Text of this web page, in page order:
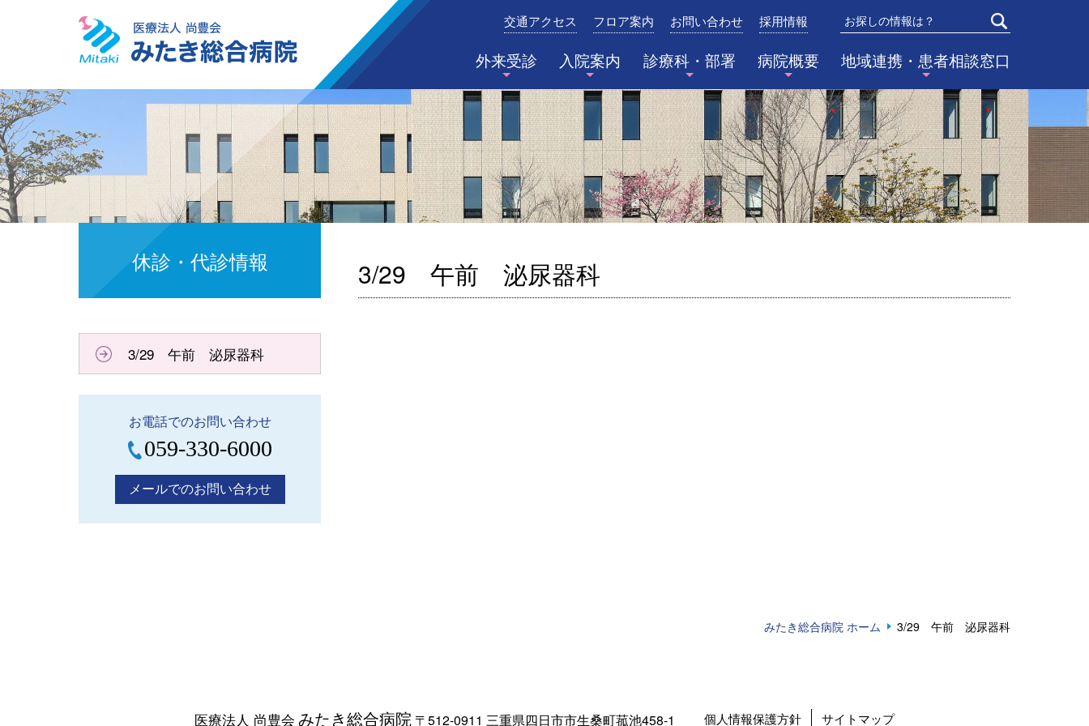
みたき総合病院〈三重県四日市市〉
外来受診 入院案内 診療科・部署 病院概要 地域連携・患者相談窓口
交通アクセス フロア案内 お問い合わせ 採用情報
休診・代診情報 3/29 午前 泌尿器科
3/29 午前 泌尿器科
お電話でのお問い合わせ
059-330-6000
メールでのお問い合わせ
みたき総合病院 ホーム 3/29 午前 泌尿器科
医療法人 尚豊会 みたき総合病院 〒512-0911 三重県四日市市生桑町菰池458-1 個人情報保護方針 サイトマップ